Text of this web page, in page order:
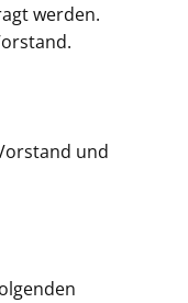
werden.
und